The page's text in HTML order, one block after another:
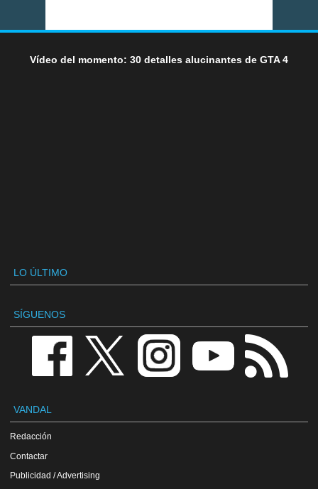
Vídeo del momento: 30 detalles alucinantes de GTA 4
LO ÚLTIMO
SÍGUENOS
VANDAL
Redacción
Contactar
Publicidad / Advertising